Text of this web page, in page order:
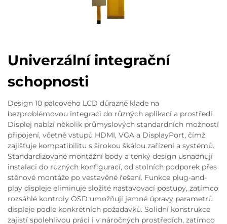
Univerzální integrační
schopnosti
Design 10 palcového LCD důrazně klade na
bezproblémovou integraci do různých aplikací a prostředí.
Displej nabízí několik průmyslových standardních možností
připojení, včetně vstupů HDMI, VGA a DisplayPort, čímž
zajišťuje kompatibilitu s širokou škálou zařízení a systémů.
Standardizované montážní body a tenký design usnadňují
instalaci do různých konfigurací, od stolních podporek přes
stěnové montáže po vestavěné řešení. Funkce plug-and-
play displeje eliminuje složité nastavovací postupy, zatímco
rozsáhlé kontroly OSD umožňují jemné úpravy parametrů
displeje podle konkrétních požadavků. Solidní konstrukce
zajistí spolehlivou práci i v náročných prostředích, zatímco